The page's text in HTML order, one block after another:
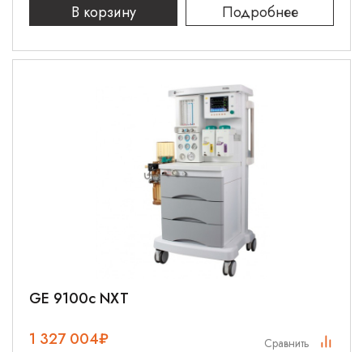
В корзину Подробнее
GE 9100c NXT
1 327 004₽ Сравнить